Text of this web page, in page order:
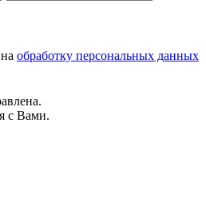
обработку персональных данных
с Вами.